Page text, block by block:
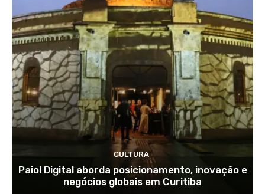
CULTURA
Paiol Digital aborda posicionamento, inovação e
negócios globais em Curitiba